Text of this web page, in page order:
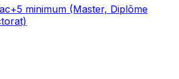
minimum (Master, Diplôme